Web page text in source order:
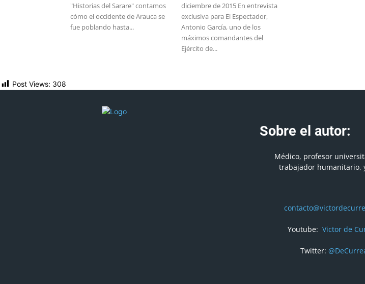
"Historias del Sarare" contamos
cómo el occidente de Arauca se
fue poblando hasta...
diciembre de 2015 En entrevista
exclusiva para El Espectador,
Antonio García, uno de los
máximos comandantes del
Ejército de...
Post Views: 308
Sobre el autor:
Médico, profesor
trabajador humanitario,
Youtube: Victor de
Twitter: